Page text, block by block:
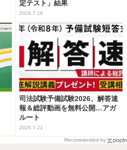
定テスト」結果
2026.7.16
司法試験予備試験2026、解答速
報＆総評動画を無料公開…アガ
ルート
2026.7.21
Recommended by